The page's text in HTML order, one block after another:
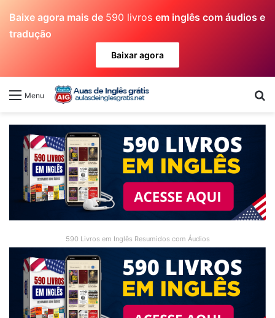
Baixe agora mais de 590 livros em inglês com áudios e
tradução
Baixar agora
Menu
590 Livros em Inglês Resumidos com Áudios